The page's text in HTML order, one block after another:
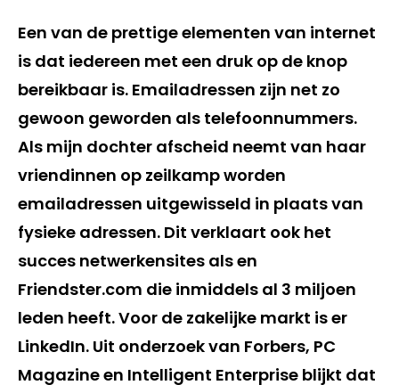
Een van de prettige elementen van internet
is dat iedereen met een druk op de knop
bereikbaar is. Emailadressen zijn net zo
gewoon geworden als telefoonnummers.
Als mijn dochter afscheid neemt van haar
vriendinnen op zeilkamp worden
emailadressen uitgewisseld in plaats van
fysieke adressen. Dit verklaart ook het
succes netwerkensites als en
Friendster.com die inmiddels al 3 miljoen
leden heeft. Voor de zakelijke markt is er
LinkedIn. Uit onderzoek van Forbers, PC
Magazine en Intelligent Enterprise blijkt dat